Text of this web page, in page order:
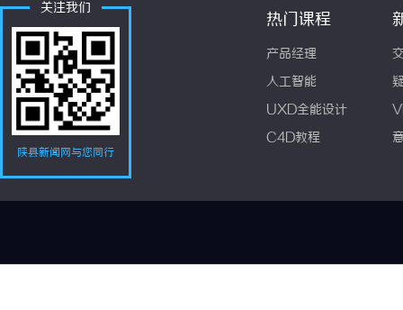
关注我们
陕县新闻网与您同行
热门课程
产品经理
人工智能
UXD全能设计
C4D教程